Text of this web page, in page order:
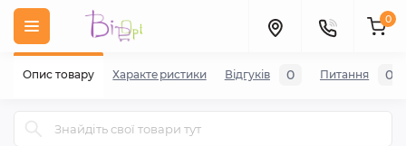
0
Опис товару Характеристики Відгуків 0 Питання 0